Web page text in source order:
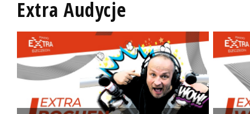
Extra Audycje